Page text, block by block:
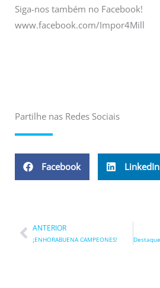
Siga-nos também no Facebook!
www.facebook.com/Impor4Mill
Partilhe nas Redes Sociais
Facebook LinkedIn
ANTERIOR
¡ENHORABUENA CAMPEONES!